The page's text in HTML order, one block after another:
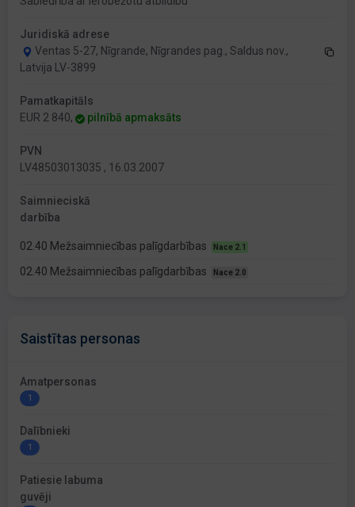
Juridiskā adrese
Ventas 5-27, Nīgrande, Nīgrandes pag., Saldus nov.,
Latvija LV-3899
Pamatkapitāls
EUR 2 840,
pilnībā apmaksāts
PVN
LV48503013035 , 16.03.2007
Saimnieciskā
darbība
02.40 Mežsaimniecības palīgdarbības Nace 2.1
02.40 Mežsaimniecības palīgdarbības Nace 2.0
Saistītas personas
Amatpersonas
1
Dalībnieki
1
Patiesie labuma
guvēji